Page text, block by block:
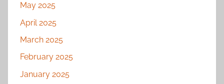
May 2025
April 2025
March 2025
February 2025
January 2025